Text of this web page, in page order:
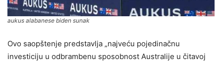
aukus alabanese biden sunak
Ovo saopštenje predstavlja „najveću pojedinačnu
investiciju u odbrambenu sposobnost Australije u čitavoj